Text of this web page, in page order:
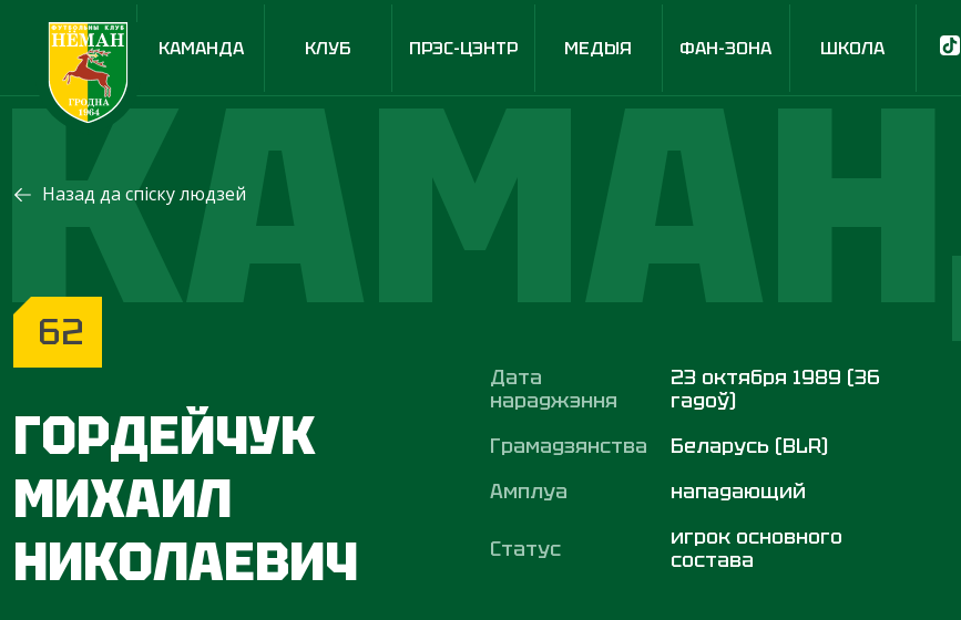
КАМАНДА КЛУБ ПРЭС-ЦЭНТР МЕДЫЯ ФАН-ЗОНА ШКОЛА
Назад да спіску людзей
62
ГОРДЕЙЧУК
МИХАИЛ
НИКОЛАЕВИЧ
Дата
нараджэння
23 октября 1989 (36
гадоў)
Грамадзянства
Беларусь (BLR)
Амплуа
нападающий
Статус
игрок основного
состава